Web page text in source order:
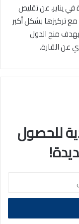
في يناير، عن تقليص
تركيزها بشكل أكبر
منح الدول
عن القارة.
للحصول